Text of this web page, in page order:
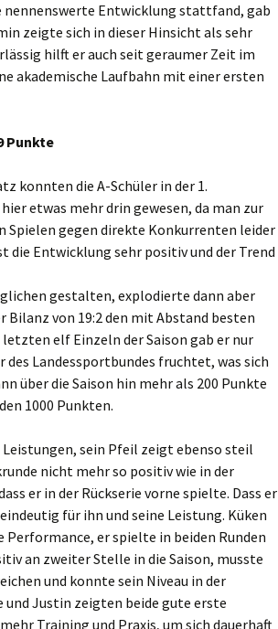
nennenswerte Entwicklung stattfand, gab
zeigte sich in dieser Hinsicht als sehr
hilft er auch seit geraumer Zeit im
akademische Laufbahn mit einer ersten
Punkte
konnten die A-Schüler in der 1.
etwas mehr drin gewesen, da man zur
Spielen gegen direkte Konkurrenten leider
Entwicklung sehr positiv und der Trend
gestalten, explodierte dann aber
von 19:2 den mit Abstand besten
elf Einzeln der Saison gab er nur
des Landessportbundes fruchtet, was sich
über die Saison hin mehr als 200 Punkte
1000 Punkten.
sein Pfeil zeigt ebenso steil
nicht mehr so positiv wie in der
er in der Rückserie vorne spielte. Dass er
für ihn und seine Leistung. Küken
er spielte in beiden Runden
an zweiter Stelle in die Saison, musste
und konnte sein Niveau in der
Justin zeigten beide gute erste
Training und Praxis, um sich dauerhaft